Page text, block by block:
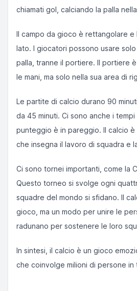
chiamati gol, calciando la palla
Il campo da gioco è rettangolare
lato. I giocatori possono usare
palla, tranne il portiere. Il portiere
le mani, ma solo nella sua area di
Le partite di calcio durano 90
da 45 minuti. Ci sono anche i
punteggio è in pareggio. Il calcio
che insegna il lavoro di squadra e
Ci sono tornei importanti, come la
Questo torneo si svolge ogni
squadre del mondo si sfidano. Il
gioco, ma un modo per unire le
radunano per sostenere le loro
In sintesi, il calcio è un gioco
che coinvolge milioni di persone in